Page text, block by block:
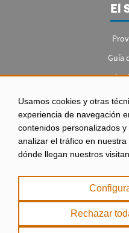
Usamos cookies y otras
experiencia de navegación
contenidos personalizados
analizar el tráfico en
dónde llegan nuestros
Rechazar
El
Guía
Política